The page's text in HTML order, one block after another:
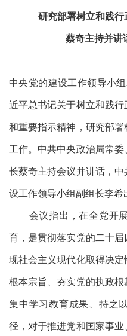
研究部署树立和践
蔡奇主持并讲
中央党的建设工作领导小组
近平总书记关于树立和践
和重要指示精神，研究部
工作。中共中央政治局常
长蔡奇主持会议并讲话，
设工作领导小组副组长李希
会议指出，在全党开展
育，是贯彻落实党的二十
现社会主义现代化取得决
根本宗旨、夯实党的执政
集中学习教育成果、持之
径，对于推进党和国家事